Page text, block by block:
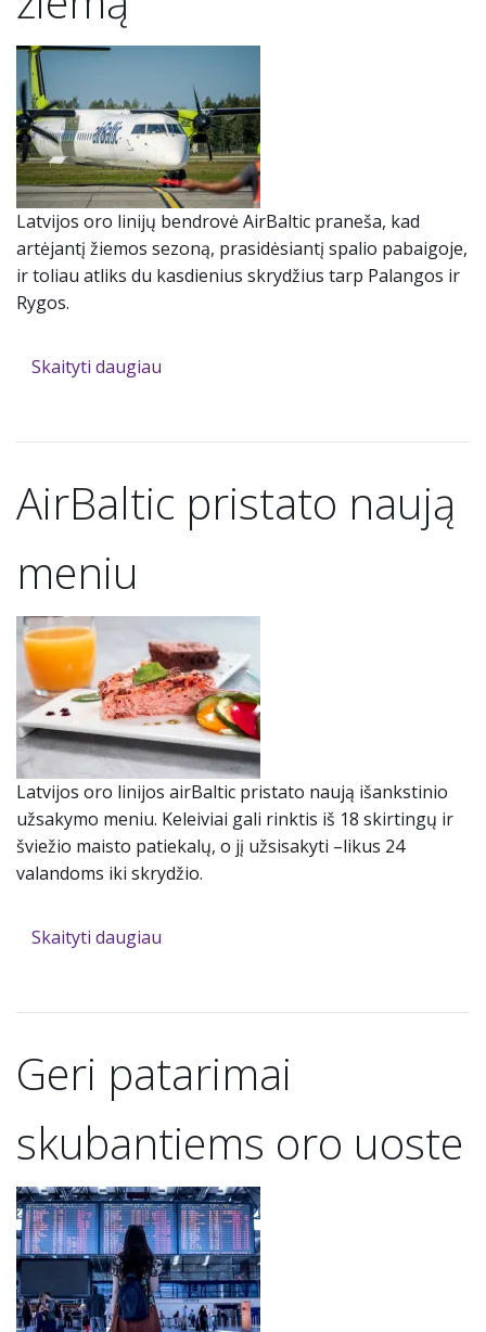
Latvijos oro linijų bendrovė AirBaltic praneša, kad
artėjantį žiemos sezoną, prasidėsiantį spalio pabaigoje,
ir toliau atliks du kasdienius skrydžius tarp Palangos ir
Rygos.
Skaityti daugiau
AirBaltic pristato naują
meniu
Latvijos oro linijos airBaltic pristato naują išankstinio
užsakymo meniu. Keleiviai gali rinktis iš 18 skirtingų ir
šviežio maisto patiekalų, o jį užsisakyti –likus 24
valandoms iki skrydžio.
Skaityti daugiau
Geri patarimai
skubantiems oro uoste